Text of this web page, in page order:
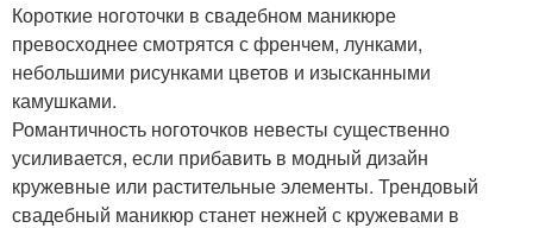
Короткие ноготочки в свадебном маникюре
превосходнее смотрятся с френчем, лунками,
небольшими рисунками цветов и изысканными
камушками.
Романтичность ноготочков невесты существенно
усиливается, если прибавить в модный дизайн
кружевные или растительные элементы. Трендовый
свадебный маникюр станет нежней с кружевами в